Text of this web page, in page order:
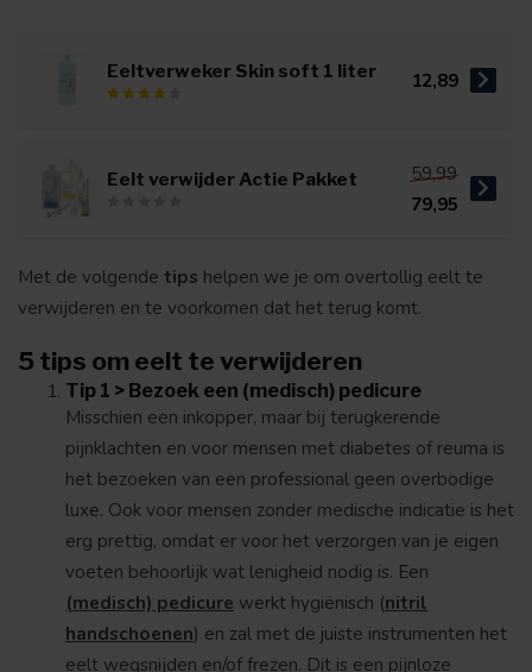
Eeltverweker Skin soft 1 liter 12,89
Eelt verwijder Actie Pakket
59,99
79,95
Met de volgende tips helpen we je om overtollig eelt te
verwijderen en te voorkomen dat het terug komt.
5 tips om eelt te verwijderen
Tip 1 > Bezoek een (medisch) pedicure
Misschien een inkopper, maar bij terugkerende
pijnklachten en voor mensen met diabetes of reuma is
het bezoeken van een professional geen overbodige
luxe. Ook voor mensen zonder medische indicatie is het
erg prettig, omdat er voor het verzorgen van je eigen
voeten behoorlijk wat lenigheid nodig is. Een
(medisch) pedicure werkt hygiënisch (nitril
handschoenen) en zal met de juiste instrumenten het
eelt wegsnijden en/of frezen. Dit is een pijnloze